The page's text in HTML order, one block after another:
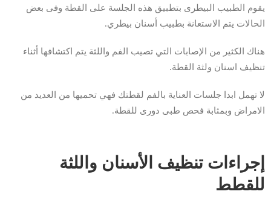
يقوم الطبيب البيطرى بتطبيق هذه الجلسة على القطة وفى بعض
الحالات يتم الاستعانة بطبيب أسنان بيطري.
هناك الكثير من الإصابات التي تصيب الفم واللثة يتم اكتشافها أثناء
تنظيف اسنان ولثة القطة.
لا تهمل ابدا جلسات العناية بالفم لقطتك فهي تحميها من العديد من
الامراض وبمثابة فحص طبى دورى للقطة.
إجراءات تنظيف الأسنان واللثة
للقطط